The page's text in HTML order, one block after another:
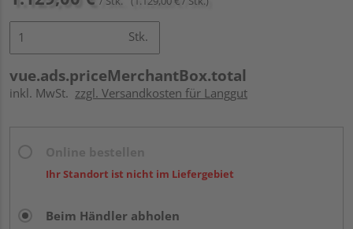
Stk.
vue.ads.priceMerchantBox.total
inkl. MwSt. zzgl. Versandkosten für Langgut
Ihr Standort ist nicht im Liefergebiet
Beim Händler abholen